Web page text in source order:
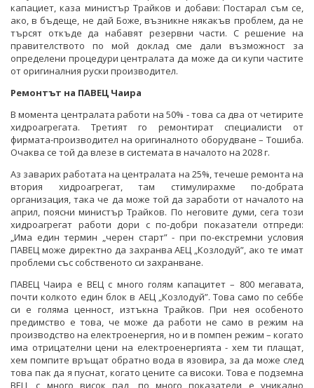
капациет, каза министър Трайков и добави: Постарал съм се,
ако, в бъдеще, не дай Боже, възникне някакъв проблем, да не
търсят откъде да набавят резервни части. С решение на
правителството по мой доклад сме дали възможност за
определени процедури централата да може да си купи частите
от оригиналния руски производител.
Ремонтът на ПАВЕЦ Чаира
В момента централата работи на 50% - това са два от четирите
хидроагрегата. Третият го ремонтират специалисти от
фирмата-производител на оригиналното оборудване – Тошиба.
Очаква се той да влезе в системата в началото на 2028 г.
Аз заварих работата на централата на 25%, течеше ремонта на
втория хидроагрегат, там стимулирахме по-добрата
организация, така че да може той да заработи от началото на
април, поясни министър Трайков. По неговите думи, сега този
хидроагрегат работи дори с по-добри показатели отпреди:
„Има един термин „черен старт” - при по-екстремни условия
ПАВЕЦ може директно да захранва АЕЦ „Козлодуй”, ако те имат
проблеми със собственото си захранване.
ПАВЕЦ Чаира е ВЕЦ с много голям капацитет – 800 мегавата,
почти колкото един блок в АЕЦ „Козлодуй”. Това само по себбе
си е голяма ценност, изтъкна Трайков. При нея особеното
предимство е това, че може да работи не само в режим на
производство на електроенергия, но и в помпен режим – когато
има отрицателни цени на електроенергията - хем ти плащат,
хем помпите връщат обратно вода в язовира, за да може след
това пак да я пуснат, когато цените са високи. Това е подземна
ВЕЦ, с много висок пад, по много показатели е уникално